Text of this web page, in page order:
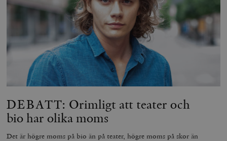
DEBATT: Orimligt att teater och
bio har olika moms
Det är högre moms på bio än på teater, högre moms på skor än